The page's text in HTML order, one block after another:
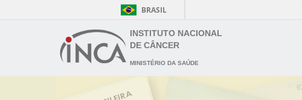
BRASIL
INSTITUTO NACIONAL
DE CÂNCER
MINISTÉRIO DA SAÚDE